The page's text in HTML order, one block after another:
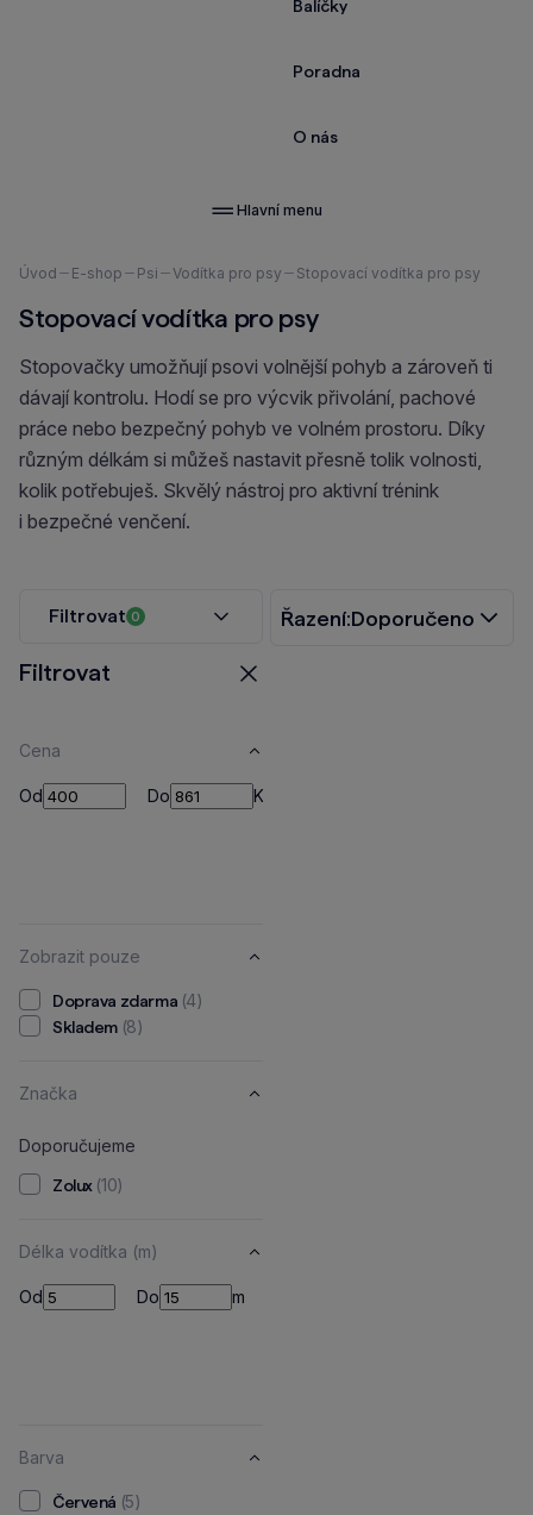
Balíčky
Poradna
O nás
Hlavní menu
Nacházíte
zde:
Úvod E-shop Psi Vodítka pro psy Stopovací vodítka pro psy
Stopovací vodítka pro psy
Stopovačky umožňují psovi volnější pohyb a zároveň ti
dávají kontrolu. Hodí se pro výcvik přivolání, pachové
práce nebo bezpečný pohyb ve volném prostoru. Díky
různým délkám si můžeš nastavit přesně tolik volnosti,
kolik potřebuješ. Skvělý nástroj pro aktivní trénink
i bezpečné venčení.
Řazení:Doporučeno
Filtrovat 0
Filtrovat
Cena
Od Od Do Do Kč
Zobrazit pouze
Doprava zdarma (4)
Skladem (8)
Značka
Doporučujeme
Zolux (10)
Délka vodítka (m)
Od Od Do Do m
Barva
Červená (5)